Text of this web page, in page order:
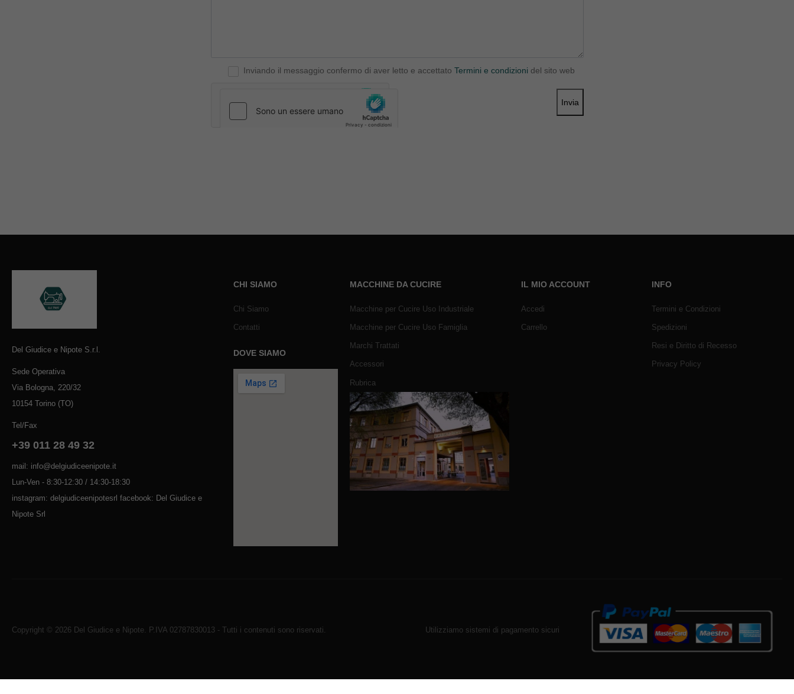
Inviando il messaggio confermo di aver letto e accettato Termini e condizioni del sito web
Invia
Del Giudice e Nipote S.r.l.
Sede Operativa
Via Bologna, 220/32
10154 Torino (TO)
Tel/Fax
+39 011 28 49 32
mail: info@delgiudiceenipote.it
Lun-Ven - 8:30-12:30 / 14:30-18:30
instagram: delgiudiceenipotesrl facebook: Del Giudice e
Nipote Srl
CHI SIAMO
Chi Siamo
Contatti
DOVE SIAMO
MACCHINE DA CUCIRE
Macchine per Cucire Uso Industriale
Macchine per Cucire Uso Famiglia
Marchi Trattati
Accessori
Rubrica
IL MIO ACCOUNT
Accedi
Carrello
INFO
Termini e Condizioni
Spedizioni
Resi e Diritto di Recesso
Privacy Policy
Copyright © 2026 Del Giudice e Nipote. P.IVA 02787830013 - Tutti i contenuti sono riservati. Utilizziamo sistemi di pagamento sicuri